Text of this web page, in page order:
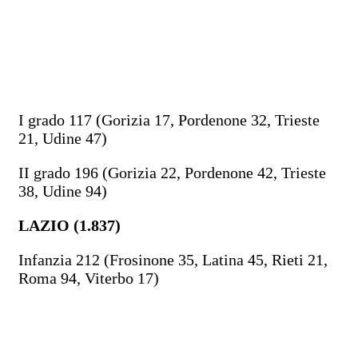
I grado 117 (Gorizia 17, Pordenone 32, Trieste
21, Udine 47)
II grado 196 (Gorizia 22, Pordenone 42, Trieste
38, Udine 94)
LAZIO (1.837)
Infanzia 212 (Frosinone 35, Latina 45, Rieti 21,
Roma 94, Viterbo 17)